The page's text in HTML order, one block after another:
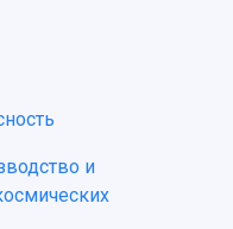
и